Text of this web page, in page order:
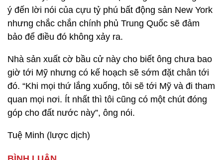
ý đến lời nói của cựu tỷ phú bất động sản New York
nhưng chắc chắn chính phủ Trung Quốc sẽ đảm
bảo để điều đó không xảy ra.
Nhà sản xuất cờ bầu cử này cho biết ông chưa bao
giờ tới Mỹ nhưng có kế hoạch sẽ sớm đặt chân tới
đó. “Khi mọi thứ lắng xuống, tôi sẽ tới Mỹ và đi tham
quan mọi nơi. Ít nhất thì tôi cũng có một chút đóng
góp cho đất nước này”, ông nói.
Tuệ Minh (lược dịch)